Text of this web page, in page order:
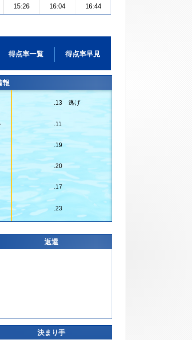
15:26 16:04 16:44
得点率一覧 得点率早見
報
.13 逃げ
.11
.19
.20
.17
.23
返還
決まり手